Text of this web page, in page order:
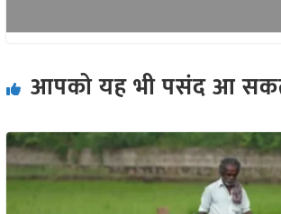
आपको यह भी पसंद आ